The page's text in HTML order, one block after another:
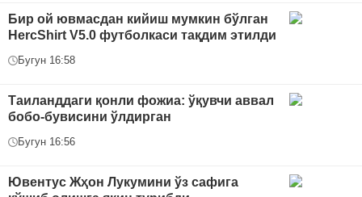
Бир ой ювмасдан кийиш мумкин бўлган
HercShirt V5.0 футболкаси тақдим этилди
Бугун 16:58
Таиланддаги қонли фожиа: ўқувчи аввал
бобо-бувисини ўлдирган
Бугун 16:56
Ювентус Жҳон Лукумини ўз сафига